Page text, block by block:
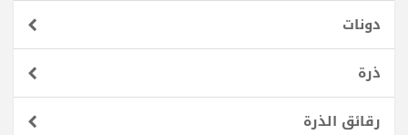
دونات
ذرة
رقائق الذرة